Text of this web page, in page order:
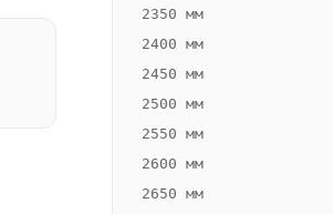
2350 мм
2400 мм
2450 мм
2500 мм
2550 мм
2600 мм
2650 мм